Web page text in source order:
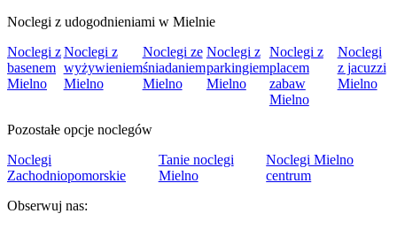
Noclegi z udogodnieniami w Mielnie
Noclegi z
basenem
Mielno
Noclegi z
wyżywieniem
Mielno
Noclegi ze
śniadaniem
Mielno
Noclegi z
parkingiem
Mielno
Noclegi z
placem
zabaw
Mielno
Noclegi
z jacuzzi
Mielno
Pozostałe opcje noclegów
Noclegi
Zachodniopomorskie
Tanie noclegi
Mielno
Noclegi Mielno
centrum
Obserwuj nas: